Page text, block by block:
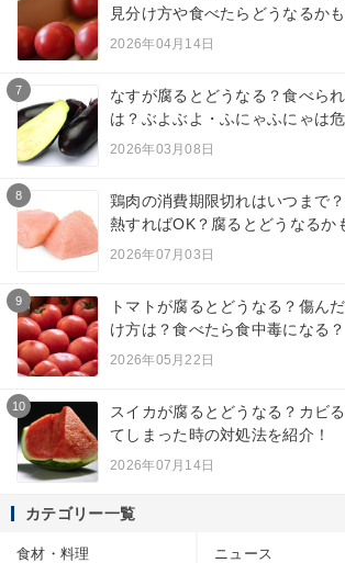
見分け方や食べたらどうなるかも
2026年04月14日
7
なすが腐るとどうなる？食べら
は？ぶよぶよ・ふにゃふにゃは
2026年03月08日
8
鶏肉の消費期限切れはいつまで
熱すればOK？腐るとどうなるか
2026年07月03日
9
トマトが腐るとどうなる？傷ん
け方は？食べたら食中毒になる？
2026年05月22日
10
スイカが腐るとどうなる？カビ
てしまった時の対処法を紹介！
2026年07月14日
カテゴリー一覧
食材・料理 ニュース